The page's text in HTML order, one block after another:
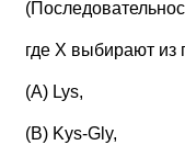
где X выбирают
(A) Lys,
(B) Kys-Gly,